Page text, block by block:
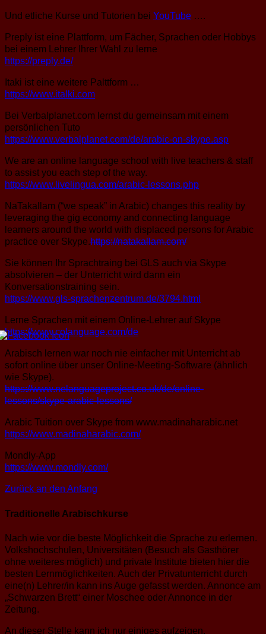
Und etliche Kurse und Tutorien bei YouTube ….
Preply ist eine Plattform, um Fächer, Sprachen oder Hobbys
bei einem Lehrer Ihrer Wahl zu lerne
https://preply.de/
Itaki ist eine weitere Palttform …
https://www.italki.com
Bei Verbalplanet.com lernst du gemeinsam mit einem
persönlichen Tuto
https://www.verbalplanet.com/de/arabic-on-skype.asp
We are an online language school with live teachers & staff
to assist you each step of the way.
https://www.livelingua.com/arabic-lessons.php
NaTakallam (“we speak” in Arabic) changes this reality by
leveraging the gig economy and connecting language
learners around the world with displaced persons for Arabic
practice over Skype.https://natakallam.com/
Sie können Ihr Sprachtraing bei GLS auch via Skype
absolvieren – der Unterricht wird dann ein
Konversationstraining sein.
https://www.gls-sprachenzentrum.de/3794.html
Lerne Sprachen mit einem Online-Lehrer auf Skype
https://www.colanguage.com/de
Arabisch lernen war noch nie einfacher mit Unterricht ab
sofort online über unser Online-Meeting-Software (ähnlich
wie Skype).
https://www.nelanguageproject.co.uk/de/online-
lessons/skype-arabic-lessons/
Arabic Tuition over Skype from www.madinaharabic.net
https://www.madinaharabic.com/
Mondly-App
https://www.mondly.com/
Zurück an den Anfang
Traditionelle Arabischkurse
Nach wie vor die beste Möglichkeit die Sprache zu erlernen.
Volkshochschulen, Universitäten (Besuch als Gasthörer
ohne weiteres möglich) und private Institute bieten hier die
besten Lernmöglichkeiten. Auch der Privatunterricht durch
eine(n) Lehrer/in kann ins Auge gefasst werden. Annonce am
„Schwarzen Brett“ einer Moschee oder Annonce in der
Zeitung.
An dieser Stelle kann ich nur einiges aufzeigen,